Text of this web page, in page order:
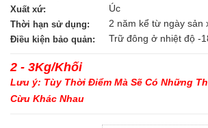
Xuất xứ: Úc
Thời hạn sử dụng: 2 năm kể từ ngày sản
Điều kiện bảo quản: Trữ đông ở nhiệt độ -
2 - 3Kg/Khối
Lưu ý: Tùy Thời Điểm Mà Sẽ Có Những
Cừu Khác Nhau